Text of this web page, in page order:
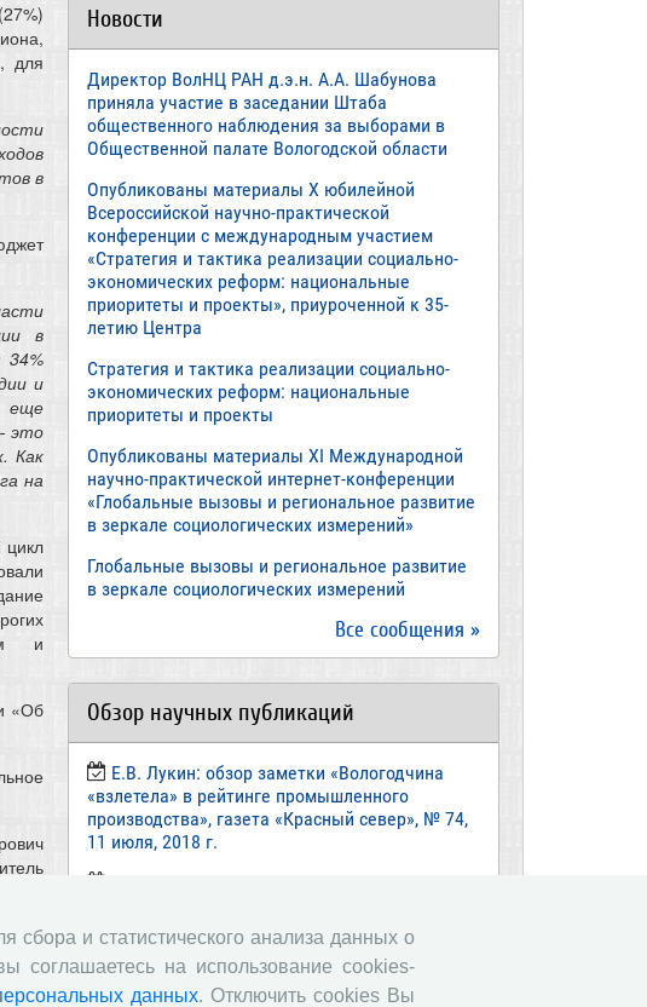
для
в
в
и
еще
это
Как
на
и
«Об
по
Новости
Директор ВолНЦ РАН д.э.н. А.А. Шабунова
приняла участие в заседании Штаба
общественного наблюдения за выборами в
Общественной палате Вологодской области
Опубликованы материалы X юбилейной
Всероссийской научно-практической
конференции с международным участием
«Стратегия и тактика реализации социально-
экономических реформ: национальные
приоритеты и проекты», приуроченной к 35-
летию Центра
Стратегия и тактика реализации социально-
экономических реформ: национальные
приоритеты и проекты
Опубликованы материалы XI Международной
научно-практической интернет-конференции
«Глобальные вызовы и региональное развитие
в зеркале социологических измерений»
Глобальные вызовы и региональное развитие
в зеркале социологических измерений
Все сообщения »
Обзор научных публикаций
Е.В. Лукин: обзор заметки «Вологодчина
«взлетела» в рейтинге промышленного
производства», газета «Красный север», № 74,
11 июля, 2018 г.
«Известия», №88, 2018 г.
В.Н. Барсуков: обзор статьи «Повышение
пенсионного возраста: позитивные эффекты и
сбора и статистического анализа данных о
соглашаетесь на использование cookies-
данных. Отключить cookies Вы